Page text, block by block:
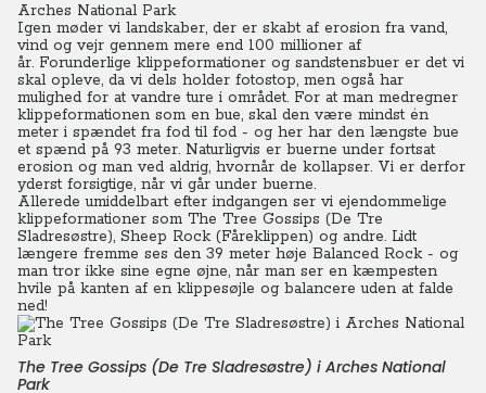
Arches National Park
Igen møder vi landskaber, der er skabt af erosion fra vand,
vind og vejr gennem mere end 100 millioner af
år. Forunderlige klippeformationer og sandstensbuer er det vi
skal opleve, da vi dels holder fotostop, men også har
mulighed for at vandre ture i området. For at man medregner
klippeformationen som en bue, skal den være mindst én
meter i spændet fra fod til fod - og her har den længste bue
et spænd på 93 meter. Naturligvis er buerne under fortsat
erosion og man ved aldrig, hvornår de kollapser. Vi er derfor
yderst forsigtige, når vi går under buerne.
Allerede umiddelbart efter indgangen ser vi ejendommelige
klippeformationer som The Tree Gossips (De Tre
Sladresøstre), Sheep Rock (Fåreklippen) og andre. Lidt
længere fremme ses den 39 meter høje Balanced Rock - og
man tror ikke sine egne øjne, når man ser en kæmpesten
hvile på kanten af en klippesøjle og balancere uden at falde
ned!
The Tree Gossips (De Tre Sladresøstre) i Arches National
Park